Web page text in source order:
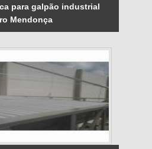
para galpão industrial
Mendonça